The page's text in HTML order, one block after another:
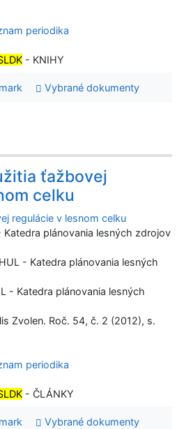
periodika
- KNIHY
Vybrané dokumenty
ťažbovej
celku
regulácie v lesnom celku
Katedra plánovania lesných zdrojov
- Katedra plánovania lesných
- Katedra plánovania lesných
Zvolen. Roč. 54, č. 2 (2012), s.
periodika
- ČLÁNKY
Vybrané dokumenty